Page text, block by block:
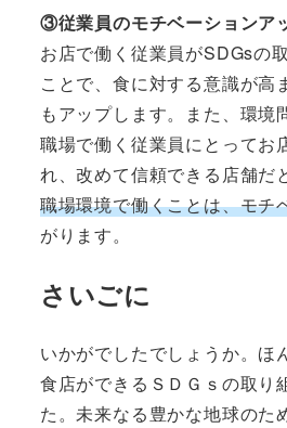
③従業員のモチベーションア
お店で働く従業員がSDGsの
ことで、食に対する意識が高
もアップします。また、環境
職場で働く従業員にとってお
れ、改めて信頼できる店舗だ
職場環境で働くことは、モチ
がります。
さいごに
いかがでしたでしょうか。ほ
食店ができるＳＤＧｓの取り
た。未来なる豊かな地球のた